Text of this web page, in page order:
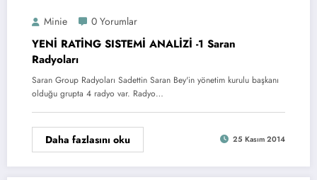
Minie 0 Yorumlar
YENİ RATİNG SISTEMİ ANALİZİ -1 Saran
Radyoları
Saran Group Radyoları Sadettin Saran Bey'in yönetim kurulu başkanı
olduğu grupta 4 radyo var. Radyo…
Daha fazlasını oku 25 Kasım 2014